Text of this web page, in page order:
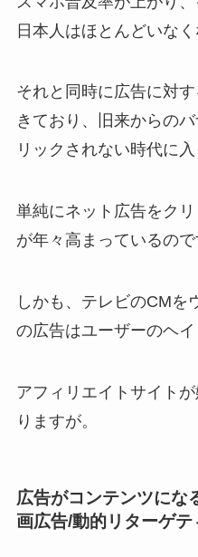
日本人はほとんどいなく
それと同時に広告に対
きており、旧来からの
リックされない時代に入
単純にネット広告をク
が年々高まっているので
しかも、テレビのCMを
の広告はユーザーのヘイ
アフィリエイトサイト
りますが。
広告がコンテンツにな
画広告/動的リターゲテ